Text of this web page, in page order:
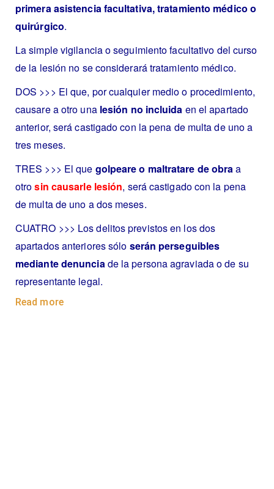
primera asistencia facultativa, tratamiento médico o
quirúrgico.
La simple vigilancia o seguimiento facultativo del curso
de la lesión no se considerará tratamiento médico.
DOS >>> El que, por cualquier medio o procedimiento,
causare a otro una lesión no incluida en el apartado
anterior, será castigado con la pena de multa de uno a
tres meses.
TRES >>> El que golpeare o maltratare de obraa
otrosin causarle lesión, será castigado con la pena
de multa de uno a dos meses.
CUATRO >>> Los delitos previstos en los dos
apartados anteriores sólo serán perseguibles
mediante denunciade la persona agraviada o de su
representante legal.
Read more